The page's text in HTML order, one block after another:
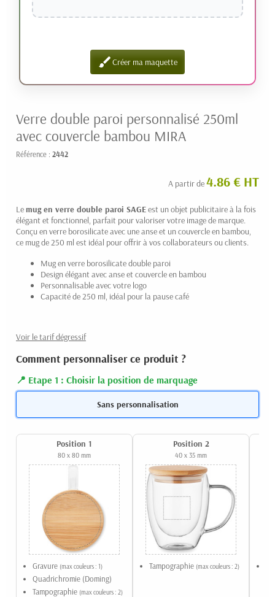
brushCréer ma maquette
Verre double paroi personnalisé 250ml
avec couvercle bambou MIRA
Référence : 2442
A partir de4.86 € HT
Lemug en verre double paroi SAGEest un objet publicitaire à la fois
élégant et fonctionnel, parfait pour valoriser votre image de marque.
Conçu en verre borosilicate avec une anse et un couvercle en bambou,
ce mug de 250 ml est idéal pour offrir à vos collaborateurs ou clients.
Mug en verre borosilicate double paroi
Design élégant avec anse et couvercle en bambou
Personnalisable avec votre logo
Capacité de 250 ml, idéal pour la pause café
Voir le tarif dégressif
Comment personnaliser ce produit ?
Etape 1 : Choisir la position de marquage
Sans personnalisation
Position 1
80 x 80 mm
Gravure (max couleurs : 1)
Quadrichromie (Doming)
Tampographie (max couleurs : 2)
Position 2
40 x 35 mm
Tampographie (max couleurs : 2)